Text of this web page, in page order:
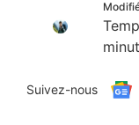
Suivez-nous